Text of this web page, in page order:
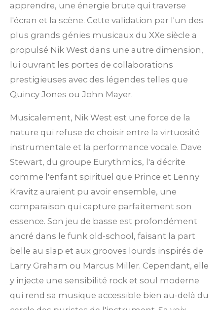
apprendre, une énergie brute qui traverse
l'écran et la scène. Cette validation par l'un des
plus grands génies musicaux du XXe siècle a
propulsé Nik West dans une autre dimension,
lui ouvrant les portes de collaborations
prestigieuses avec des légendes telles que
Quincy Jones ou John Mayer.
Musicalement, Nik West est une force de la
nature qui refuse de choisir entre la virtuosité
instrumentale et la performance vocale. Dave
Stewart, du groupe Eurythmics, l'a décrite
comme l'enfant spirituel que Prince et Lenny
Kravitz auraient pu avoir ensemble, une
comparaison qui capture parfaitement son
essence. Son jeu de basse est profondément
ancré dans le funk old-school, faisant la part
belle au slap et aux grooves lourds inspirés de
Larry Graham ou Marcus Miller. Cependant, elle
y injecte une sensibilité rock et soul moderne
qui rend sa musique accessible bien au-delà du